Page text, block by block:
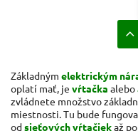
Základným elektrickým
oplatí mať, je vŕtačka alebo
zvládnete množstvo
miestnosti. Tu bude
odsieťových vŕtačiekaž